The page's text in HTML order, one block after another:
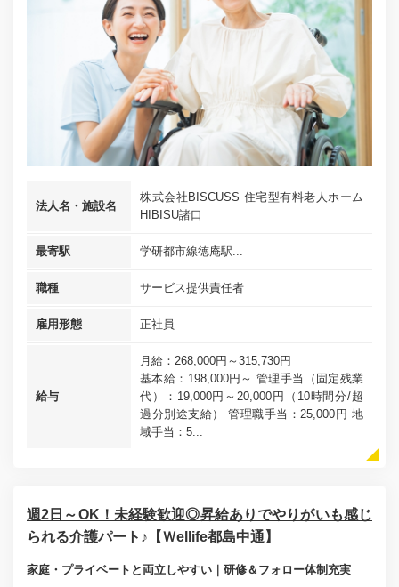
法人名・施設名
株式会社BISCUSS 住宅型有料老人ホーム
HIBISU諸口
最寄駅 学研都市線徳庵駅...
職種 サービス提供責任者
雇用形態 正社員
給与
月給：268,000円～315,730円
基本給：198,000円～ 管理手当（固定残業
代）：19,000円～20,000円（10時間分/超
過分別途支給） 管理職手当：25,000円 地
域手当：5...
週2日～OK！未経験歓迎◎昇給ありでやりがいも感じ
られる介護パート♪【Ｗellife都島中通】
家庭・プライベートと両立しやすい｜研修＆フォロー体制充実